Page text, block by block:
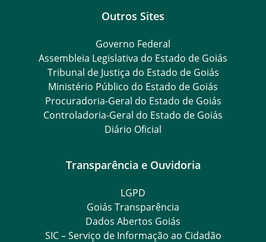
Outros Sites
Governo Federal
Assembleia Legislativa do Estado de Goiás
Tribunal de Justiça do Estado de Goiás
Ministério Público do Estado de Goiás
Procuradoria-Geral do Estado de Goiás
Controladoria-Geral do Estado de Goiás
Diário Oficial
Transparência e Ouvidoria
LGPD
Goiás Transparência
Dados Abertos Goiás
SIC – Serviço de Informação ao Cidadão